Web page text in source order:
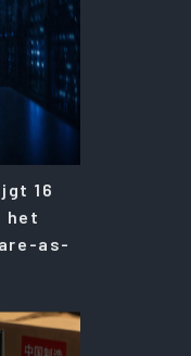
16
het
as-